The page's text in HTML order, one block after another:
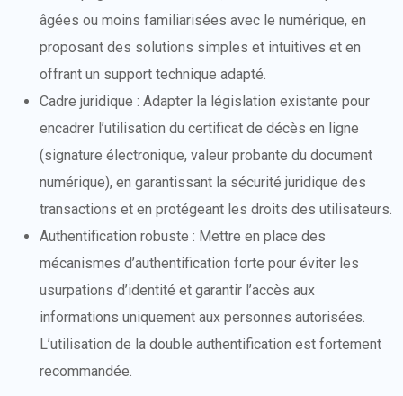
âgées ou moins familiarisées avec le numérique, en
proposant des solutions simples et intuitives et en
offrant un support technique adapté.
Cadre juridique : Adapter la législation existante pour
encadrer l’utilisation du certificat de décès en ligne
(signature électronique, valeur probante du document
numérique), en garantissant la sécurité juridique des
transactions et en protégeant les droits des utilisateurs.
Authentification robuste : Mettre en place des
mécanismes d’authentification forte pour éviter les
usurpations d’identité et garantir l’accès aux
informations uniquement aux personnes autorisées.
L’utilisation de la double authentification est fortement
recommandée.